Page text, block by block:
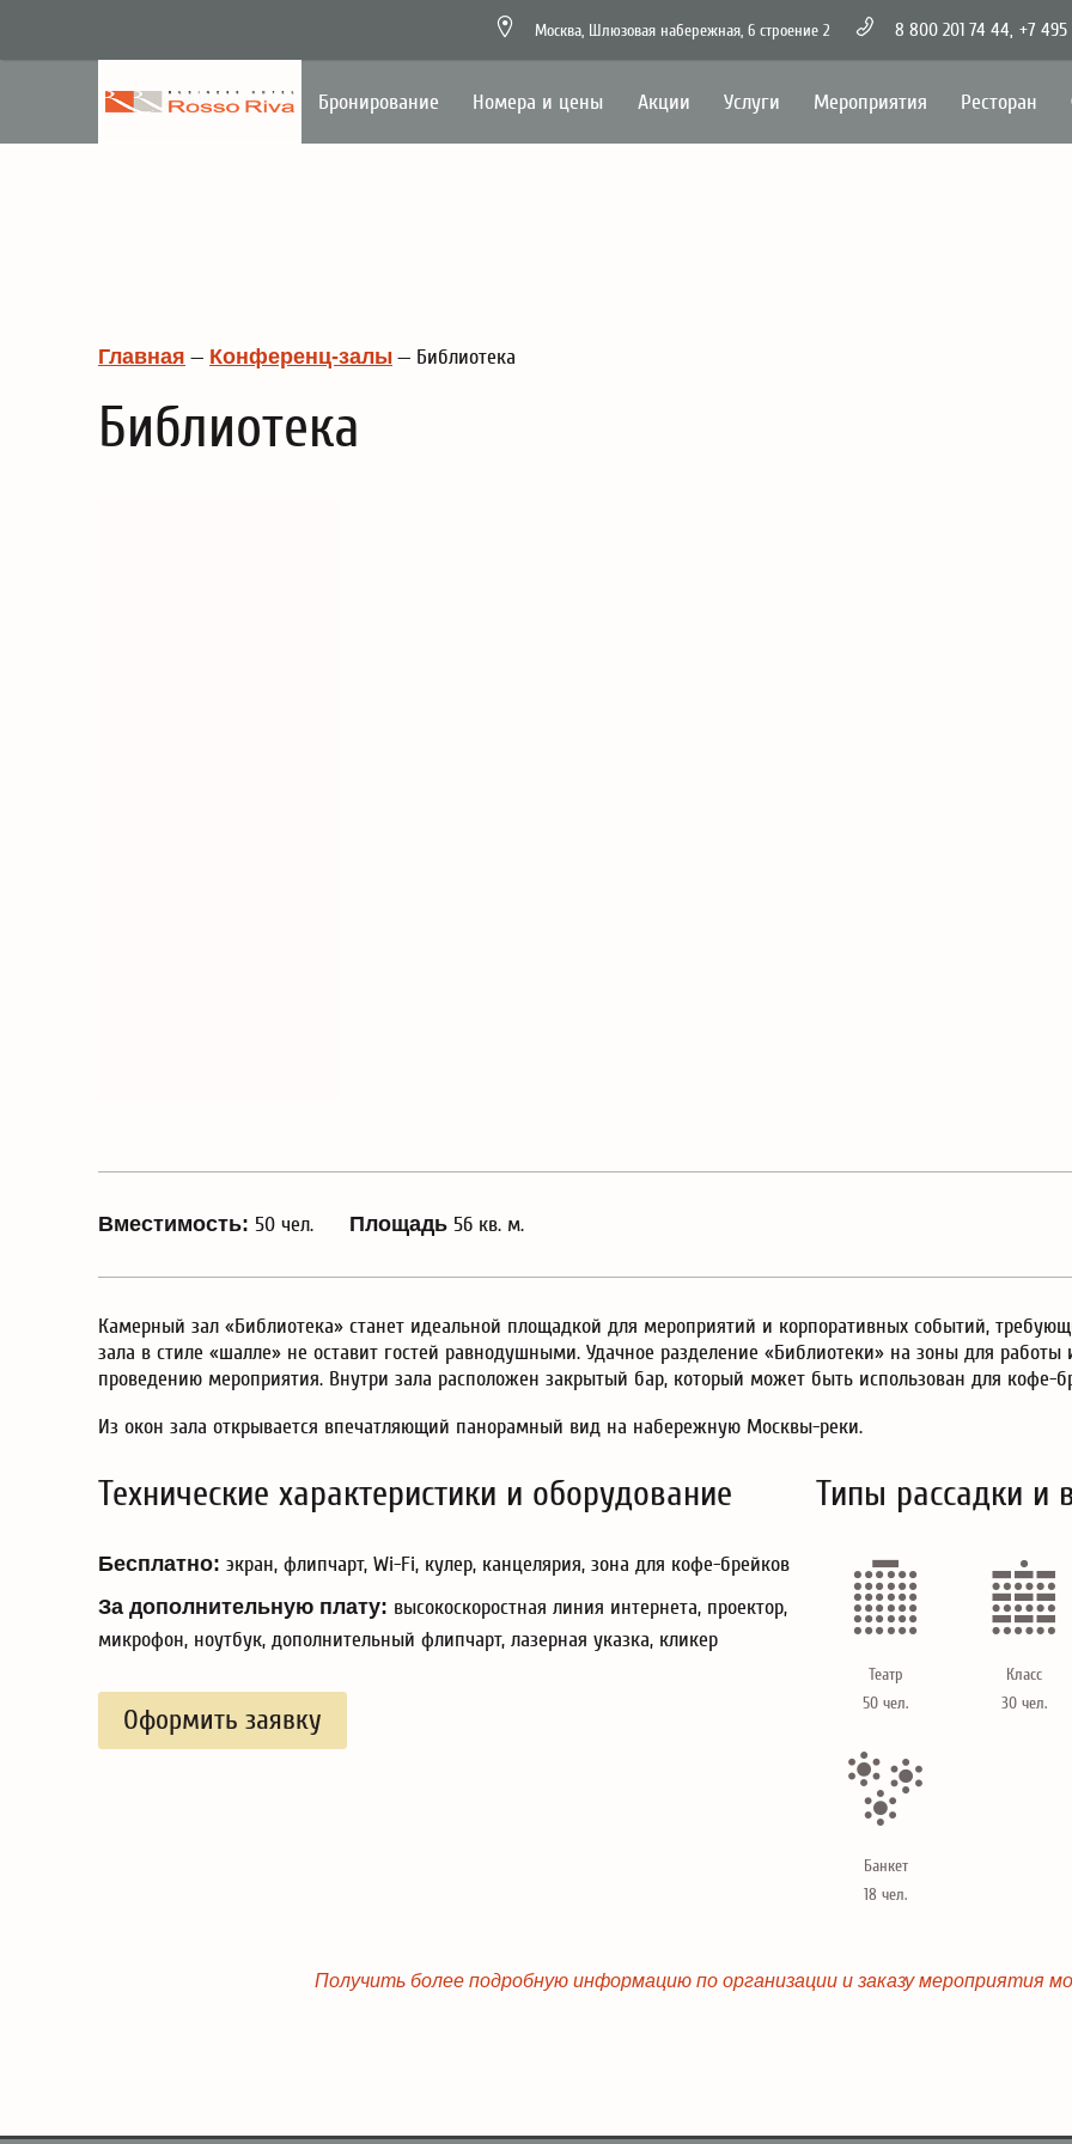
Москва, Шлюзовая набережная, 6 строение 2 8 800 201 74 44, +7 495
Бронирование Номера и цены Акции Услуги Мероприятия Ресторан
Главная — Конференц-залы — Библиотека
Библиотека
Вместимость: 50 чел. Площадь 56 кв. м.
Камерный зал «Библиотека» станет идеальной площадкой для мероприятий и корпоративных событий,
зала в стиле «шалле» не оставит гостей равнодушными. Удачное разделение «Библиотеки» на зоны для
проведению мероприятия. Внутри зала расположен закрытый бар, который может быть использован для кофе-
Из окон зала открывается впечатляющий панорамный вид на набережную Москвы-реки.
Технические характеристики и оборудование
Бесплатно: экран, флипчарт, Wi-Fi, кулер, канцелярия, зона для кофе-брейков
За дополнительную плату: высокоскоростная линия интернета, проектор,
микрофон, ноутбук, дополнительный флипчарт, лазерная указка, кликер
Оформить заявку
Типы рассадки и
Театр
50 чел.
Класс
30 чел.
Банкет
18 чел.
Получить более подробную информацию по организации и заказу мероприятия